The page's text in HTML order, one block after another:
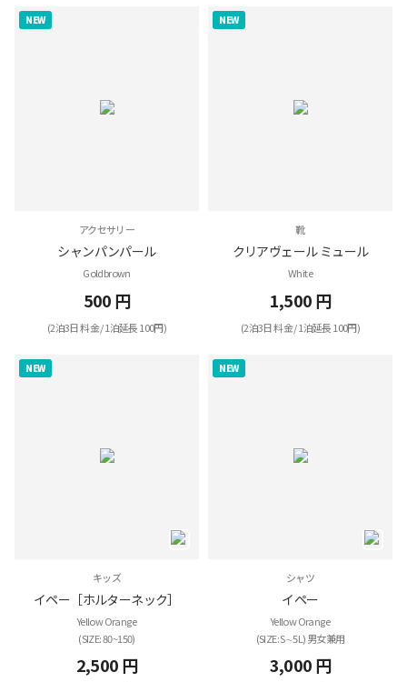
NEW
アクセサリー
シャンパンパール
Goldbrown
500 円
(2泊3日 料金 / 1泊延長 100円)
NEW
靴
クリアヴェール ミュール
White
1,500 円
(2泊3日 料金 / 1泊延長 100円)
NEW
キッズ
イペー［ホルターネック］
Yellow Orange
(SIZE: 80~150)
2,500 円
NEW
シャツ
イペー
Yellow Orange
(SIZE: S∼5L) 男女兼用
3,000 円